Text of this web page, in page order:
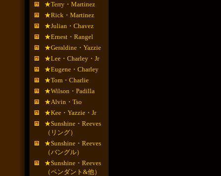
★Terry・Martinez
★Rick・Martinez
★Julian・Chavez
★Ernest・Rangel
★Geraldine・Yazzie
★Lee・Charley・Jr
★Eugene・Charley
★Tom・Charlie
★Wilson・Padilla
★Alvin・Tso
★Kee・Yazzie・Jr
★Sunshine・Reeves
（リング）
★Sunshine・Reeves
（バングル）
★Sunshine・Reeves
（ペンダント&他）